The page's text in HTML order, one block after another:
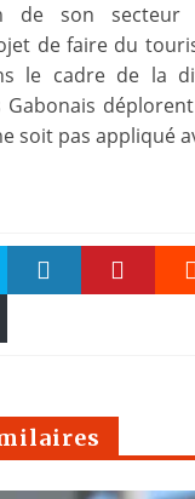
de son secteur
de faire du
le cadre de la
Gabonais
soit pas appliqué